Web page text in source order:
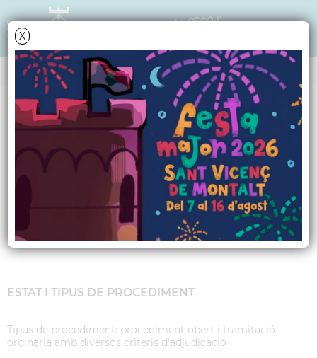
X
Data i hora oficial: 08-08-2026 04:02:43
PERFIL DE CONTRACTANT
Licitació de les obres
d'asfaltat de diversos
carrers del municipi
ESTAT I TIPUS DE PROCEDIMENT
Tipus de procediment: procediment obert i tramitació
ordinària amb diversos criteris d'adjudicació